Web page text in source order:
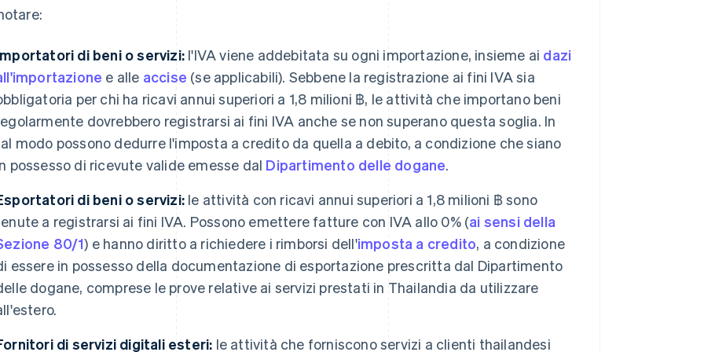
di beni o servizi: l'IVA viene addebitata su ogni importazione, insieme ai dazi
e alle accise (se applicabili). Sebbene la registrazione ai fini IVA sia
per chi ha ricavi annui superiori a 1,8 milioni ฿, le attività che importano beni
dovrebbero registrarsi ai fini IVA anche se non superano questa soglia. In
modo possono dedurre l'imposta a credito da quella a debito, a condizione che siano
possesso di ricevute valide emesse dal Dipartimento delle dogane.
di beni o servizi: le attività con ricavi annui superiori a 1,8 milioni ฿ sono
a registrarsi ai fini IVA. Possono emettere fatture con IVA allo 0% (ai sensi della
80/1) e hanno diritto a richiedere i rimborsi dell'imposta a credito, a condizione
essere in possesso della documentazione di esportazione prescritta dal Dipartimento
dogane, comprese le prove relative ai servizi prestati in Thailandia da utilizzare
di servizi digitali esteri: le attività che forniscono servizi a clienti thailandesi